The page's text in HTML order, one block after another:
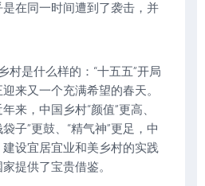
在同一时间遭到了袭击，并
村是什么样的：“十五五”开局
来又一个充满希望的春天。
来，中国乡村“颜值”更高、
子”更鼓、“精气神”更足，中
设宜居宜业和美乡村的实践
提供了宝贵借鉴。